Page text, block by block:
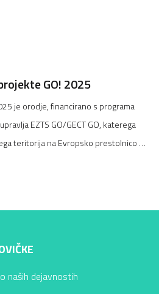
GO! 2025
je orodje, financirano s programa
EZTS GO/GECT GO, katerega
teritorija na Evropsko prestolnico …
naših dejavnostih